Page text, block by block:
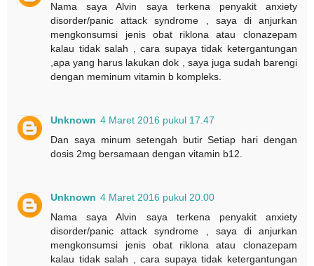
Nama saya Alvin saya terkena penyakit anxiety
disorder/panic attack syndrome , saya di anjurkan
mengkonsumsi jenis obat riklona atau clonazepam
kalau tidak salah , cara supaya tidak ketergantungan
,apa yang harus lakukan dok , saya juga sudah barengi
dengan meminum vitamin b kompleks.
Unknown 4 Maret 2016 pukul 17.47
Dan saya minum setengah butir Setiap hari dengan
dosis 2mg bersamaan dengan vitamin b12.
Unknown 4 Maret 2016 pukul 20.00
Nama saya Alvin saya terkena penyakit anxiety
disorder/panic attack syndrome , saya di anjurkan
mengkonsumsi jenis obat riklona atau clonazepam
kalau tidak salah , cara supaya tidak ketergantungan